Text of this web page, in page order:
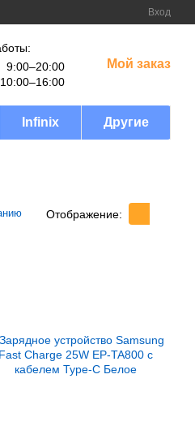
Вход
9:00–20:00
10:00–16:00
Мой заказ
Infinix Другие
Отображение: